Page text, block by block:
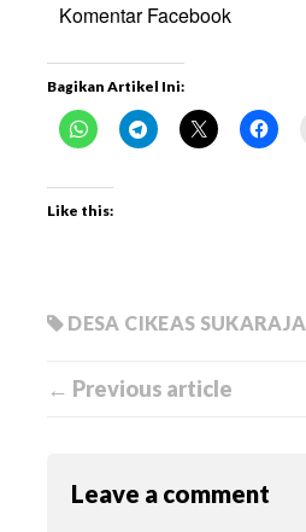
Komentar Facebook
Bagikan Artikel Ini:
Like this:
DESA CIKEAS SUKARAJA
← Previous article
Leave a comment